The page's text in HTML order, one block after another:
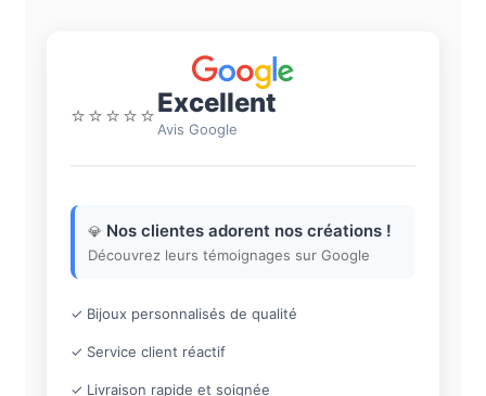
⭐⭐⭐⭐⭐Excellent
Avis Google
💎 Nos clientes adorent nos créations !
Découvrez leurs témoignages sur Google
✓ Bijoux personnalisés de qualité
✓ Service client réactif
✓ Livraison rapide et soignée